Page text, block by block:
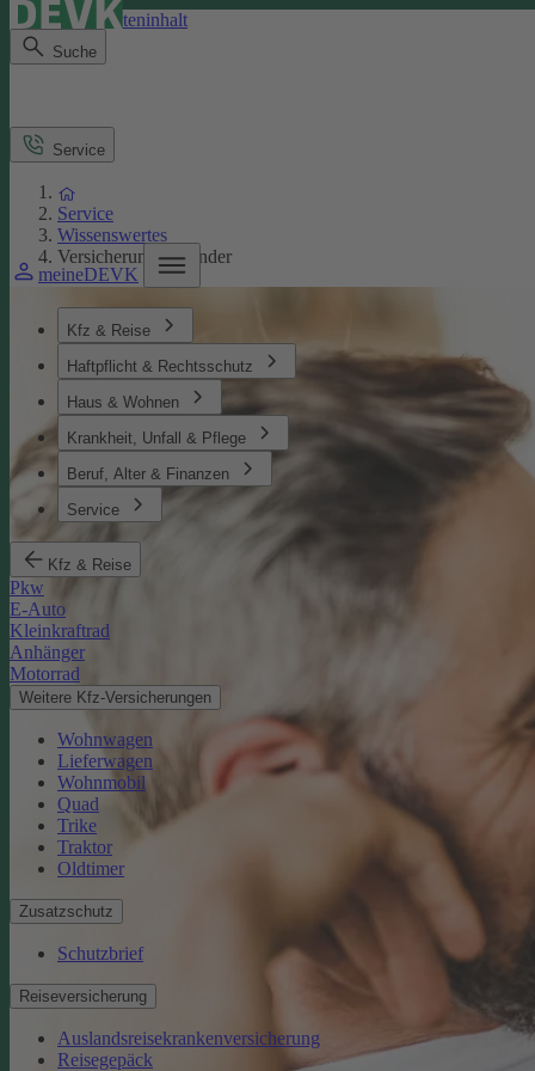
Direkt zum Seiteninhalt
Suche
meineDEVK
Kfz & Reise
Haftpflicht & Rechtsschutz
Haus & Wohnen
Krankheit, Unfall & Pflege
Beruf, Alter & Finanzen
Service
Kfz & Reise
Pkw
E-Auto
Kleinkraftrad
Anhänger
Motorrad
Weitere Kfz-Versicherungen
Wohnwagen
Lieferwagen
Wohnmobil
Quad
Trike
Traktor
Oldtimer
Zusatzschutz
Schutzbrief
Reiseversicherung
Auslandsreisekrankenversicherung
Reisegepäck
Service
Service
Wissenswertes
Versicherungen Kinder